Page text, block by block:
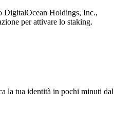
DigitalOcean Holdings, Inc.,
per attivare lo staking.
la tua identità in pochi minuti dal